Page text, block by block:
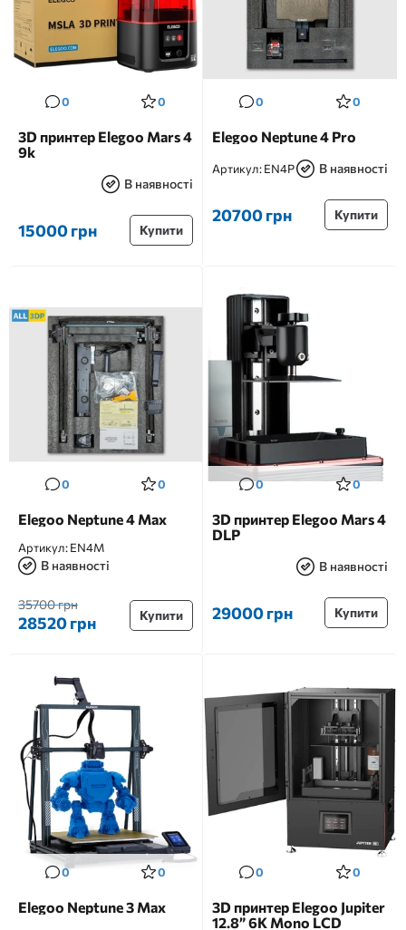
0 0
3D принтер Elegoo Mars 4
9k
В наявності
15000 грн Купити
0 0
Elegoo Neptune 4 Pro
Артикул:EN4P В наявності
20700 грн Купити
0 0
Elegoo Neptune 4 Max
Артикул:EN4M
В наявності
35700 грн
28520 грн Купити
0 0
3D принтер Elegoo Mars 4
DLP
В наявності
29000 грн Купити
0 0
Elegoo Neptune 3 Max
0 0
3D принтер Elegoo Jupiter
12.8” 6K Mono LCD